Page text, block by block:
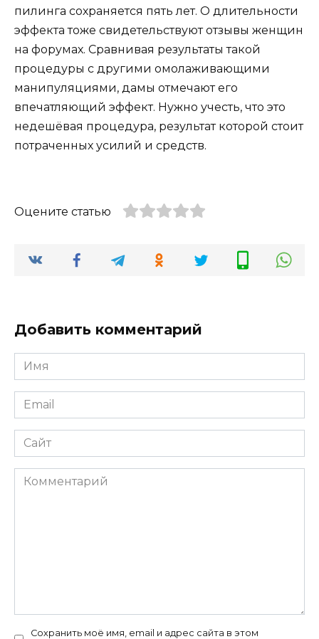
пилинга сохраняется пять лет. О длительности
эффекта тоже свидетельствуют отзывы женщин
на форумах. Сравнивая результаты такой
процедуры с другими омолаживающими
манипуляциями, дамы отмечают его
впечатляющий эффект. Нужно учесть, что это
недешёвая процедура, результат которой стоит
потраченных усилий и средств.
Оцените статью
Добавить комментарий
Имя
*
Email
*
Сайт
Комментарий
Сохранить моё имя, email и адрес сайта в этом